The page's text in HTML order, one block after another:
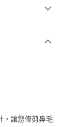
，讓您修剪鼻毛